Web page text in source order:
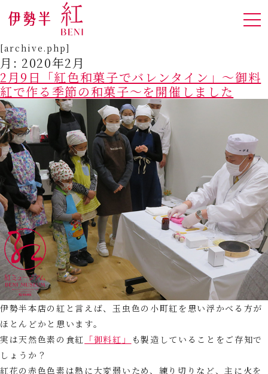
[archive.php]
月: 2020年2月
2月9日「紅色和菓子でバレンタイン」～御料
紅で作る季節の和菓子～を開催しました
伊勢半本店の紅と言えば、玉虫色の小町紅を思い浮かべる方が
ほとんどかと思います。
実は天然色素の食紅 「御料紅」
も製造していることをご存知で
しょうか？
紅花の赤色色素は熱に大変弱いため、練り切りなど、主に火を